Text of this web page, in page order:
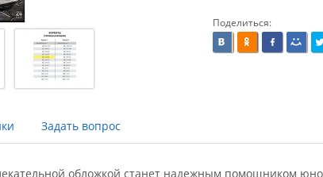
Поделиться:
Задать вопрос
обложкой станет надежным помощником